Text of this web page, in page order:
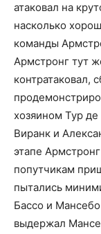
атаковал на
насколько
команды
Армстронг тут
контратаковал,
хозяином Тур
Виранк и
этапе
попутчикам
пытались
Бассо и
выдержал